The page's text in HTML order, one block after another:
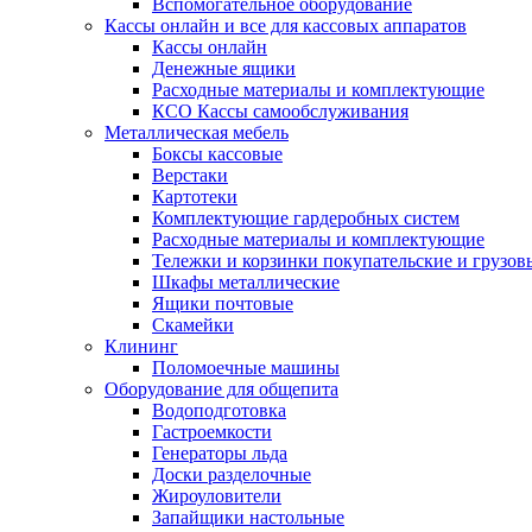
Вспомогательное оборудование
Кассы онлайн и все для кассовых аппаратов
Кассы онлайн
Денежные ящики
Расходные материалы и комплектующие
КСО Кассы самообслуживания
Металлическая мебель
Боксы кассовые
Верстаки
Картотеки
Комплектующие гардеробных систем
Расходные материалы и комплектующие
Тележки и корзинки покупательские и
Шкафы металлические
Ящики почтовые
Скамейки
Клининг
Поломоечные машины
Оборудование для общепита
Водоподготовка
Гастроемкости
Генераторы льда
Доски разделочные
Жироуловители
Запайщики настольные